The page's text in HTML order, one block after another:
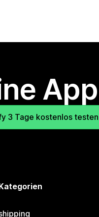
3 Tage kostenlos testen